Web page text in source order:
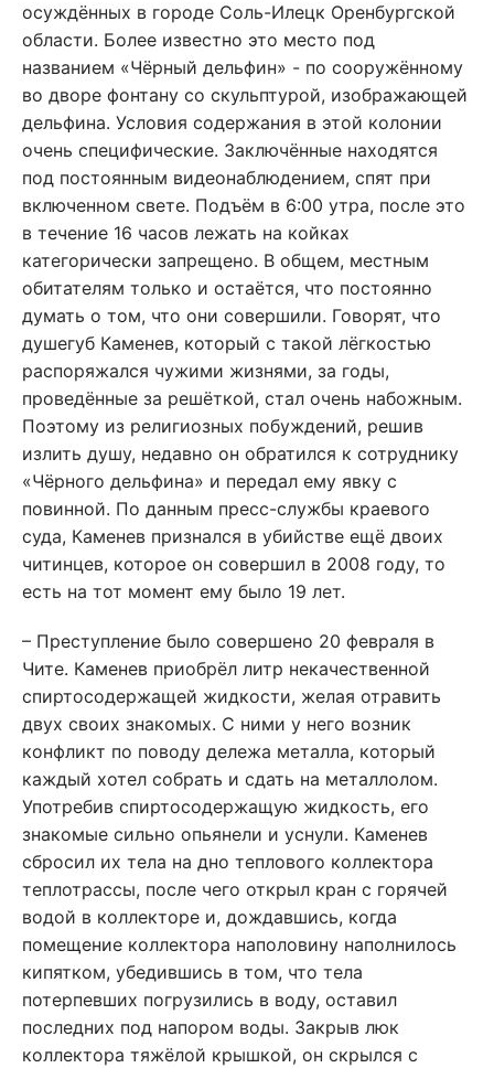
осуждённых в городе Соль-Илецк Оренбургской
области. Более известно это место под
названием «Чёрный дельфин» - по сооружённому
во дворе фонтану со скульптурой, изображающей
дельфина. Условия содержания в этой колонии
очень специфические. Заключённые находятся
под постоянным видеонаблюдением, спят при
включенном свете. Подъём в 6:00 утра, после это
в течение 16 часов лежать на койках
категорически запрещено. В общем, местным
обитателям только и остаётся, что постоянно
думать о том, что они совершили. Говорят, что
душегуб Каменев, который с такой лёгкостью
распоряжался чужими жизнями, за годы,
проведённые за решёткой, стал очень набожным.
Поэтому из религиозных побуждений, решив
излить душу, недавно он обратился к сотруднику
«Чёрного дельфина» и передал ему явку с
повинной. По данным пресс-службы краевого
суда, Каменев признался в убийстве ещё двоих
читинцев, которое он совершил в 2008 году, то
есть на тот момент ему было 19 лет.
– Преступление было совершено 20 февраля в
Чите. Каменев приобрёл литр некачественной
спиртосодержащей жидкости, желая отравить
двух своих знакомых. С ними у него возник
конфликт по поводу дележа металла, который
каждый хотел собрать и сдать на металлолом.
Употребив спиртосодержащую жидкость, его
знакомые сильно опьянели и уснули. Каменев
сбросил их тела на дно теплового коллектора
теплотрассы, после чего открыл кран с горячей
водой в коллекторе и, дождавшись, когда
помещение коллектора наполовину наполнилось
кипятком, убедившись в том, что тела
потерпевших погрузились в воду, оставил
последних под напором воды. Закрыв люк
коллектора тяжёлой крышкой, он скрылся с